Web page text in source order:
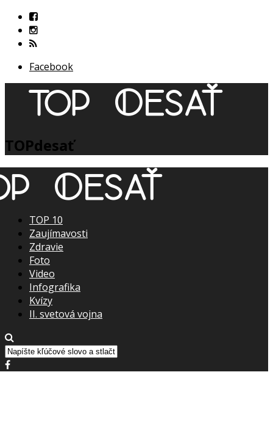
Facebook
TOPdesať
TOP 10
Zaujímavosti
Zdravie
Foto
Video
Infografika
Kvízy
II. svetová vojna